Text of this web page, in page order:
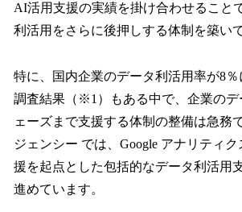
AI活用支援の実績を掛け合わせること
利活用をさらに後押しする体制を築い
特に、国内企業のデータ利活用率が8％
調査結果（※1）もある中で、企業のデ
ェーズまで支援する体制の整備は急務
ジェンシー では、Google アナリティ
援を起点とした包括的なデータ利活用
進めています。